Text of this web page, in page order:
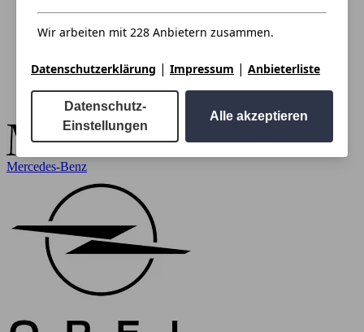
Mercedes-Benz
Wir arbeiten mit 228 Anbietern zusammen.
Datenschutzerklärung | Impressum | Anbieterliste
Datenschutz-
Einstellungen
Alle akzeptieren